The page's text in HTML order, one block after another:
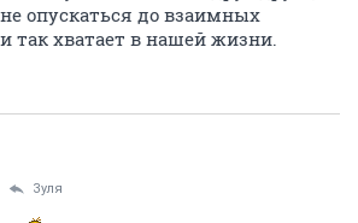
опускаться до взаимных
так хватает в нашей жизни.
Зуля